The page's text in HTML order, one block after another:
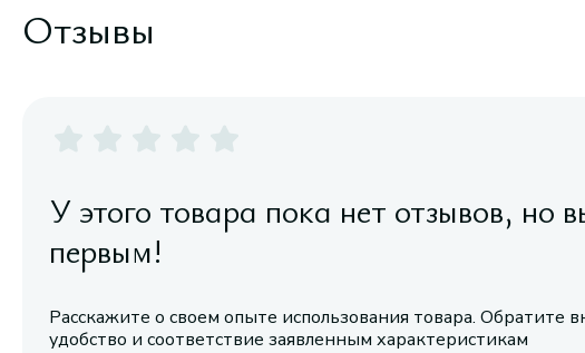
Отзывы
У этого товара пока нет отзывов, но
первым!
Расскажите о своем опыте использования товара. Обратите
удобство и соответствие заявленным характеристикам